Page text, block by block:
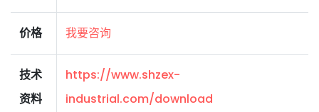
价格 我要咨询
技术
资料
https://www.shzex-
industrial.com/download